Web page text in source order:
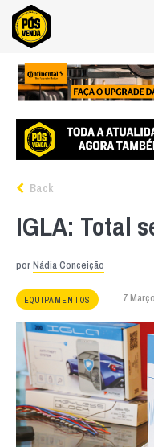
Back
IGLA: Total
porNádia Conceição
EQUIPAMENTOS 7